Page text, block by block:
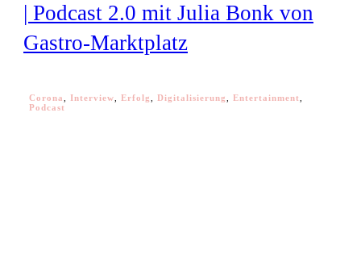
| Podcast 2.0 mit Julia Bonk von
Gastro-Marktplatz
Corona Interview Erfolg Digitalisierung Entertainment
Podcast